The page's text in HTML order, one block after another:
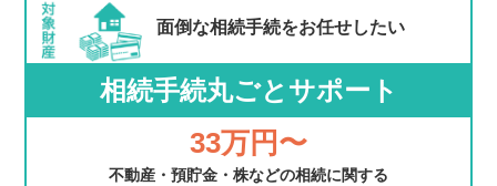
面倒な相続手続をお任せしたい
相続手続丸ごとサポート
33万円〜
不動産・預貯金・株などの相続に関する